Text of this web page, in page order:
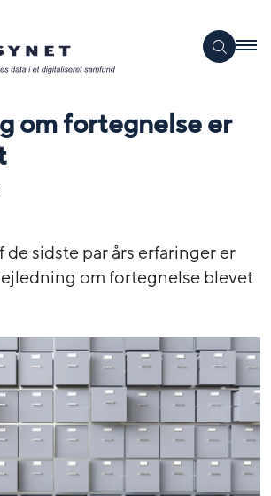
om fortegnelse er
de sidste par års erfaringer er
om fortegnelse blevet